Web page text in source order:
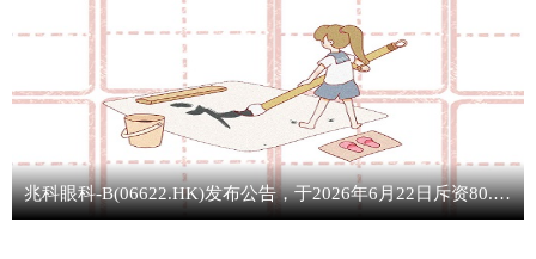
兆科眼科-B(06622.HK)发布公告，于2026年6月22日斥资80.95万港元回购31.85万股 实时